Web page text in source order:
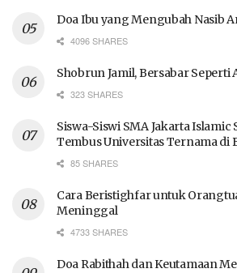
Doa Ibu yang Mengubah Nasib
4096 SHARES
Shobrun Jamil, Bersabar Seperti
323 SHARES
Siswa-Siswi SMA Jakarta Islamic
Tembus Universitas Ternama di
85 SHARES
Cara Beristighfar untuk
Meninggal
4733 SHARES
Doa Rabithah dan Keutamaan